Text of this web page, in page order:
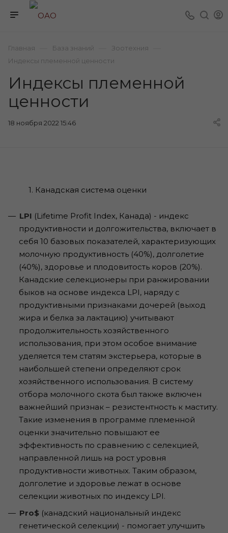
Главная База знаний Зоотехния
Индексы племенной ценности
Индексы племенной
ценности
18 ноября 2022 15:46
1. Канадская система оценки
LPI (Lifetime Profit Index, Канада) - индекс
продуктивности и долгожительства, включает в
себя 10 базовых показателей, характеризующих
молочную продуктивность (40%), долголетие
(40%), здоровье и плодовитость коров (20%).
Канадские селекционеры при ранжировании
быков на основе индекса LPI, наряду с
продуктивными признаками дочерей (выход
жира и белка за лактацию) учитывают
продолжительность хозяйственного
использования, при этом особое внимание
уделяется тем статям экстерьера, которые в
наибольшей степени определяют срок
хозяйственного использования. В систему
отбора молочного скота был также включен
важнейший признак – резистентность к маститу.
Такие изменения в программе племенной
оценки значительно повышают ее
эффективность по сравнению с селекцией,
направленной лишь на рост уровня
продуктивности животных. Таким образом,
долголетие и здоровье лежат в основе
селекции животных по индексу LPI.
Pro$ (канадский национальный индекс
генетической селекции) - помогает улучшить